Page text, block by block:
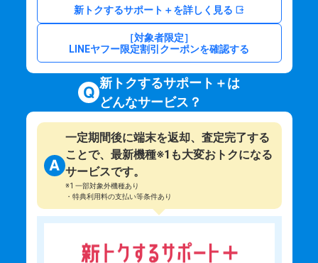
新トクするサポート＋を詳しく見る
［対象者限定］
LINEヤフー限定割引クーポンを確認する
新トクするサポート＋は
どんなサービス？
一定期間後に端末を返却、査定完了する
ことで、最新機種※1も大変おトクになる
サービスです。
※1 一部対象外機種あり
・特典利用料の支払い等条件あり